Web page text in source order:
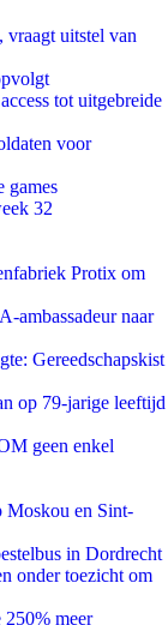
vraagt uitstel van
tot uitgebreide
voor
games
32
Protix om
ambassadeur naar
Gereedschapskist
op 79-jarige leeftijd
geen enkel
Moskou en Sint-
in Dordrecht
onder toezicht om
meer